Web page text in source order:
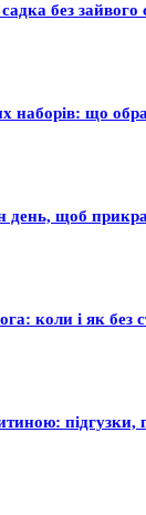
без зайвого
наборів: що
день, щоб
коли і як без
підгузки,